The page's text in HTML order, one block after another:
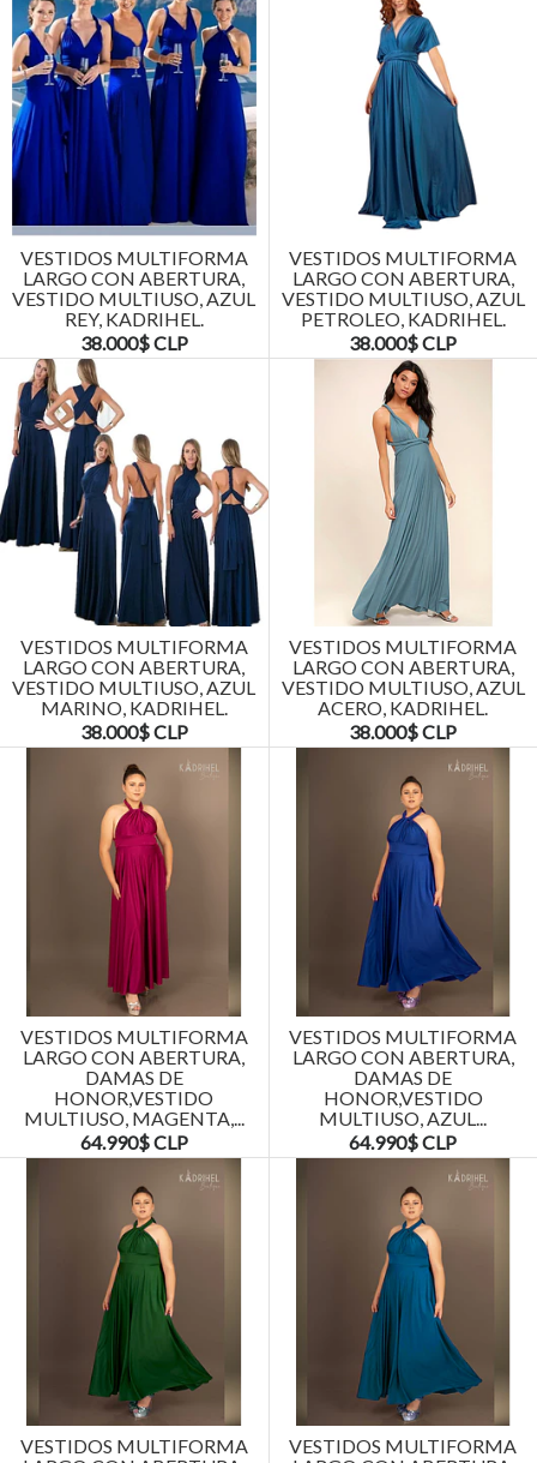
VESTIDOS MULTIFORMA
LARGO CON ABERTURA,
VESTIDO MULTIUSO, AZUL
REY, KADRIHEL.
38.000$ CLP
VESTIDOS MULTIFORMA
LARGO CON ABERTURA,
VESTIDO MULTIUSO, AZUL
PETROLEO, KADRIHEL.
38.000$ CLP
VESTIDOS MULTIFORMA
LARGO CON ABERTURA,
VESTIDO MULTIUSO, AZUL
MARINO, KADRIHEL.
38.000$ CLP
VESTIDOS MULTIFORMA
LARGO CON ABERTURA,
VESTIDO MULTIUSO, AZUL
ACERO, KADRIHEL.
38.000$ CLP
VESTIDOS MULTIFORMA
LARGO CON ABERTURA,
DAMAS DE
HONOR,VESTIDO
MULTIUSO, MAGENTA,...
64.990$ CLP
VESTIDOS MULTIFORMA
LARGO CON ABERTURA,
DAMAS DE
HONOR,VESTIDO
MULTIUSO, AZUL...
64.990$ CLP
VESTIDOS MULTIFORMA
VESTIDOS MULTIFORMA